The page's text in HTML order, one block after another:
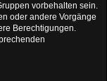
vorbehalten sein.
oder andere Vorgänge
Berechtigungen.